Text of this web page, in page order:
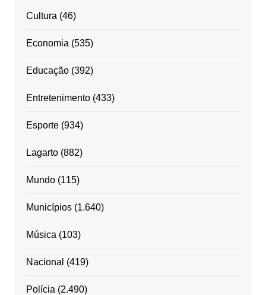
Cultura (46)
Economia (535)
Educação(392)
Entretenimento(433)
Esporte(934)
Lagarto(882)
Mundo(115)
Municípios(1.640)
Música (103)
Nacional (419)
Polícia (2.490)